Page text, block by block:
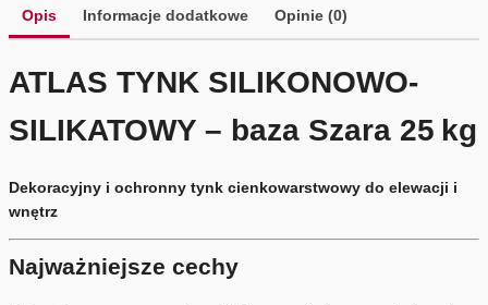
Opis Informacje dodatkowe Opinie (0)
ATLAS TYNK SILIKONOWO-
SILIKATOWY – baza Szara 25 kg
Dekoracyjny i ochronny tynk cienkowarstwowy do elewacji i
wnętrz
Najważniejsze cechy